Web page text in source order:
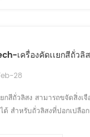
เครื่องคัดเเยกสีถั่วลิ
28
กสีถั่วลิสง สามารถขจัดสิ่ง
ด้ สำหรับถั่วลิสงที่ปอกเปลือ